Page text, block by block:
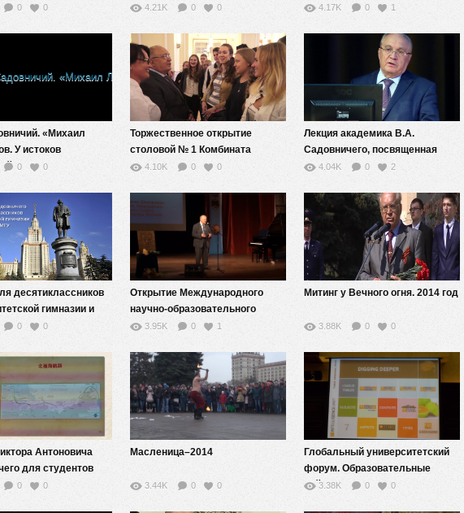
0 0
математического образования
4.21K 0 0
В.А. Садовничего для
4.17K 0 1
«Михаил
У истоков
науки». 2-я лекция
0 0
Торжественное открытие
столовой № 1 Комбината
питания МГУ после ремонта
4.10K 0 0
Лекция академика В.А.
Садовничего, посвященная
роли науки в жизни общества
4.04K 0 2
десятиклассников
гимназии и
0 0
Открытие Международного
научно-образовательного
центра имени А.А.Зиновьева
3.95K 0 1
Митинг у Вечного огня. 2014 год
3.88K 0 0
Антоновича
для студентов
Сока (Токио,
0 0
Масленица–2014
3.44K 0 0
Глобальный университетский
форум. Образовательные
рейтинги.
3.38K 0 0